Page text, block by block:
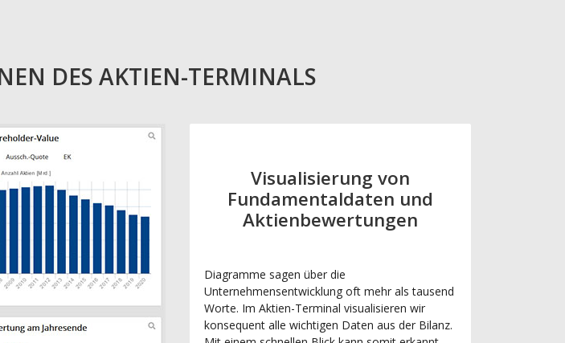
DES AKTIEN-TERMINALS
Visualisierung von
Fundamentaldaten und
Aktienbewertungen
Diagramme sagen über die
Unternehmensentwicklung oft mehr als tausend
Worte. Im Aktien-Terminal visualisieren wir
konsequent alle wichtigen Daten aus der Bilanz.